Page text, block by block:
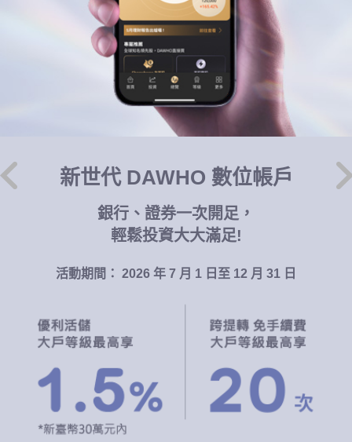
新世代 DAWHO 數位帳戶
銀行、證券一次開足，
輕鬆投資大大滿足!
活動期間： 2026 年 7 月 1 日至 12 月 31 日